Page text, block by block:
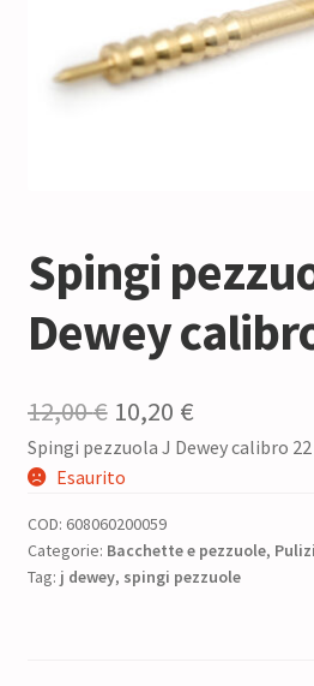
Spingi
Dewey
12,00€ Il
prezzo
originale
era:
12,00 €.
10,20 €Il
prezzo
è:
10,20 €.
Spingi pezzuola J Dewey calibro 22
Esaurito
COD: 608060200059
Categorie: Bacchette e pezzuole,
Tag: j dewey, spingi pezzuole